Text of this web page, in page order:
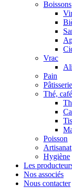
Boissons
Vrac
Pain
Thé,
Poisson
Artisanat
Hygiène
Les
Nos associés
Nous contacter